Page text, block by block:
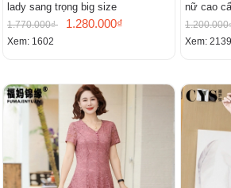
lady sang trọng big size
1.770.000₫ 1.280.000₫
Xem: 1602
nữ cao
cao cấp
Xem: 2139